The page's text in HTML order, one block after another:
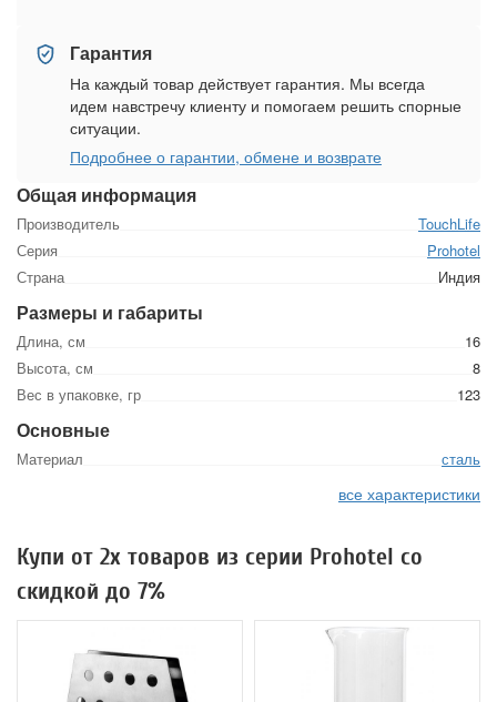
Общая информация
Производитель
TouchLife
Серия
Prohotel
Страна
Индия
Размеры и габариты
Длина, см
16
Высота, см
8
Вес в упаковке, гр
123
Основные
Материал сталь
все характеристики
Гарантия
На каждый товар действует гарантия. Мы всегда
идем навстречу клиенту и помогаем решить спорные
ситуации.
Подробнее о гарантии, обмене и возврате
Купи от 2х товаров из серии Prohotel со
скидкой до 7%